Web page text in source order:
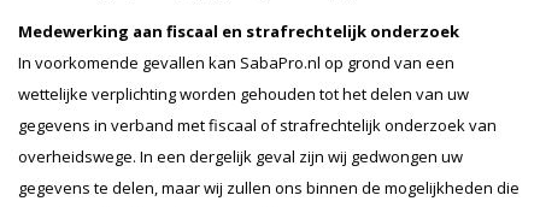
Medewerking aan fiscaal en strafrechtelijk onderzoek
In voorkomende gevallen kan SabaPro.nl op grond van een
wettelijke verplichting worden gehouden tot het delen van uw
gegevens in verband met fiscaal of strafrechtelijk onderzoek van
overheidswege. In een dergelijk geval zijn wij gedwongen uw
gegevens te delen, maar wij zullen ons binnen de mogelijkheden die